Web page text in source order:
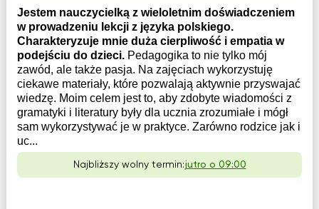
Jestem nauczycielką z wieloletnim doświadczeniem
w prowadzeniu lekcji z języka polskiego.
Charakteryzuje mnie duża cierpliwość i empatia w
podejściu do dzieci. Pedagogika to nie tylko mój
zawód, ale także pasja. Na zajęciach wykorzystuję
ciekawe materiały, które pozwalają aktywnie przyswajać
wiedzę. Moim celem jest to, aby zdobyte wiadomości z
gramatyki i literatury były dla ucznia zrozumiałe i mógł
sam wykorzystywać je w praktyce. Zarówno rodzice jak i
uc...
Najbliższy wolny termin:jutro o 09:00